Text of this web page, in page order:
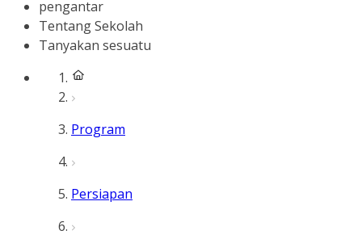
pengantar
Tentang Sekolah
Tanyakan sesuatu
Program
Persiapan